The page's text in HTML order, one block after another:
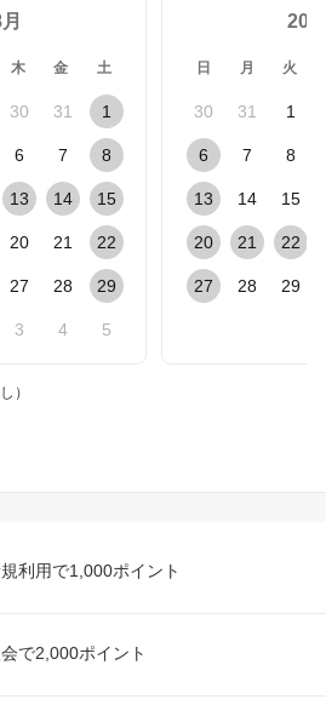
木 金 土
30 31 1
6 7 8
13 14 15
20 21 22
27 28 29
3 4 5
日 月 火
30 31 1
6 7 8
13 14 15
20 21 22
27 28 29
）
利用で1,000ポイント
で2,000ポイント